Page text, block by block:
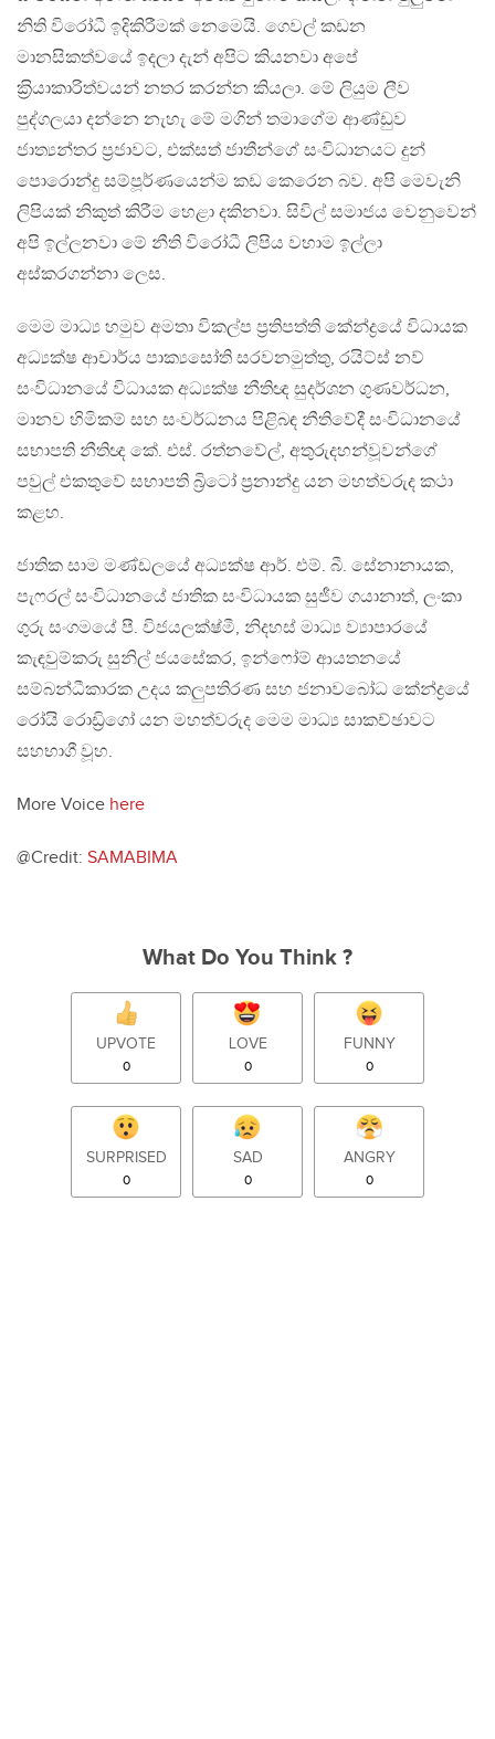
නිති විරෝධී ඉදිකිරීමක් නෙමෙයි. ගෙවල් කඩන
මානසිකත්වයේ ඉදලා දැන් අපිට කියනවා අපේ
ක‍්‍රියාකාරිත්වයන් නතර කරන්න කියලා. මේ ලියුම ලීව
පුද්ගලයා දන්නෙ නැහැ මේ මගින් තමාගේම ආණ්ඩුව
ජාත්‍යන්තර ප‍්‍රජාවට, එක්සත් ජාතීන්ගේ සංවිධානයට දුන්
පොරොන්දු සම්පූර්ණයෙන්ම කඩ කෙරෙන බව. අපි මෙවැනි
ලිපියක් නිකුත් කිරීම හෙළා දකිනවා. සිවිල් සමාජය වෙනුවෙන්
අපි ඉල්ලනවා මේ නීති විරෝධී ලිපිය වහාම ඉල්ලා
අස්කරගන්නා ලෙස.
මෙම මාධ්‍ය හමුව අමතා විකල්ප ප්‍රතිපත්ති කේන්ද්‍රයේ විධායක
අධ්‍යක්ෂ ආචාර්ය පාක්‍යසෝති සරවනමුත්තු, රයිට්ස් නව්
සංවිධානයේ විධායක අධ්‍යක්ෂ නීතිඥ සුදර්ශන ගුණවර්ධන,
මානව හිමිකම් සහ සංවර්ධනය පිළිබඳ නීතිවේදී සංවිධානයේ
සභාපති නීතිඥ කේ. එස්. රත්නවේල්, අතුරුදහන්වූවන්ගේ
පවුල් එකතුවේ සභාපති බ්‍රිටෝ ප්‍රනාන්දු යන මහත්වරුද කථා
කළහ.
ජාතික සාම මණ්ඩලයේ අධ්‍යක්ෂ ආර්. එම්. බී. සේනානායක,
පැෆරල් සංවිධානයේ ජාතික සංවිධායක සුජීව ගයානාත්, ලංකා
ගුරු සංගමයේ පී. විජයලක්ෂ්මී, නිදහස් මාධ්‍ය ව්‍යාපාරයේ
කැඳවුම්කරු සුනිල් ජයසේකර, ඉන්ෆෝම් ආයතනයේ
සම්බන්ධීකාරක උදය කලුපතිරණ සහ ජනාවබෝධ කේන්ද්‍රයේ
රෝයි රොඩ්‍රිගෝ යන මහත්වරුද මෙම මාධ්‍ය සාකච්ඡාවට
සහභාගී වූහ.
More Voice here
@Credit: SAMABIMA
What Do You Think ?
UPVOTE
0
LOVE
0
FUNNY
0
SURPRISED
0
SAD
0
ANGRY
0